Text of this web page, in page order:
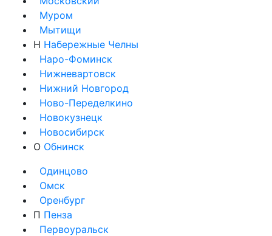
Муром
Мытищи
Н Набережные Челны
Наро-Фоминск
Нижневартовск
Нижний Новгород
Ново-Переделкино
Новокузнецк
Новосибирск
О Обнинск
Одинцово
Омск
Оренбург
П Пенза
Первоуральск